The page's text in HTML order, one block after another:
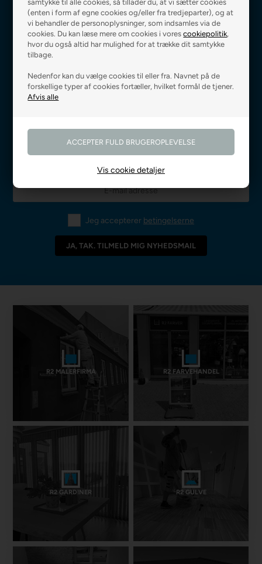
samtykke til alle cookies, så tillader du, at vi sætter cookies
(enten i form af egne cookies og/eller fra tredjeparter), og at
vi behandler de personoplysninger, som indsamles via de
cookies. Du kan læse mere om cookies i vorescookiepolitik,
hvor du også altid har mulighed for at trække dit samtykke
tilbage.
Nedenfor kan du vælge cookies til eller fra. Navnet på de
forskellige typer af cookies fortæller, hvilket formål de tjener.
Vis cookie detaljer
Fri fragt ved 499 kr.,- Levering 0-3 hverdage
Godkendt af E-mærket
Jeg accepterer betingelserne
R2 MALERFIRMA R2 FARVEHANDEL
R2 GARDINER R2 GULVE